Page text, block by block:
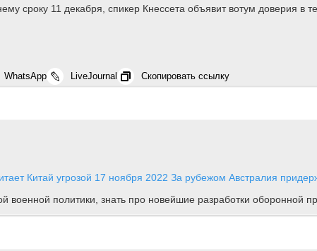
сроку 11 декабря, спикер Кнессета объявит вотум доверия в
WhatsApp LiveJournal Скопировать ссылку
Китай угрозой 17 ноября 2022 За рубежом Австралия
военной политики, знать про новейшие разработки